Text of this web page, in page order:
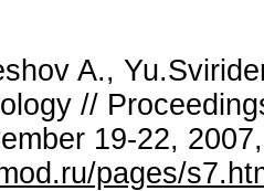
A.,
//
19-22,
pages/